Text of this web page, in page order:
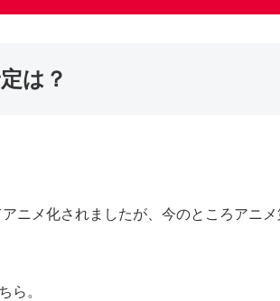
は？
ニメ化されましたが、今のところアニメ
ら。